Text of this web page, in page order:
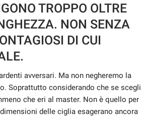
TROPPO OLTRE
NON SENZA
DI CUI
avversari. Ma non negheremo la
Soprattutto considerando che se scegli
che eri al master. Non è quello per
delle ciglia esagerano ancora